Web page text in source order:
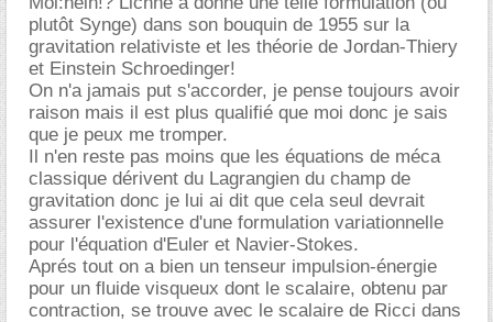
plutôt Synge) dans son bouquin de 1955 sur la
gravitation relativiste et les théorie de Jordan-Thiery
et Einstein Schroedinger!
On n'a jamais put s'accorder, je pense toujours avoir
raison mais il est plus qualifié que moi donc je sais
que je peux me tromper.
Il n'en reste pas moins que les équations de méca
classique dérivent du Lagrangien du champ de
gravitation donc je lui ai dit que cela seul devrait
assurer l'existence d'une formulation variationnelle
pour l'équation d'Euler et Navier-Stokes.
Aprés tout on a bien un tenseur impulsion-énergie
pour un fluide visqueux dont le scalaire, obtenu par
contraction, se trouve avec le scalaire de Ricci dans